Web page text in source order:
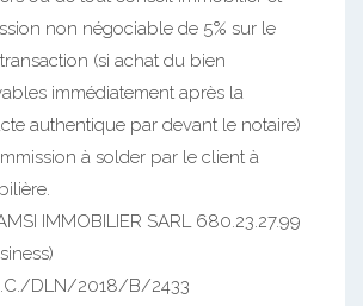
non négociable de 5% sur le
(si achat du bien
immédiatement après la
authentique par devant le notaire)
à solder par le client à
IMMOBILIER SARL 680.23.27.99
DLN/2018/B/2433